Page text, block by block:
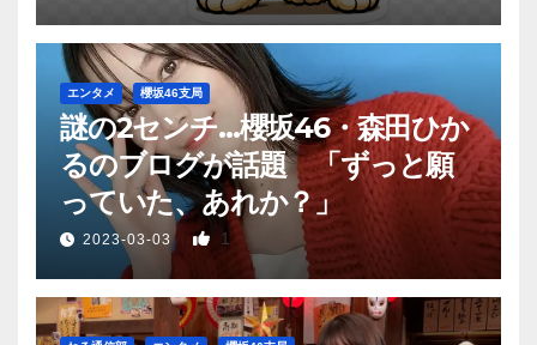
エンタメ 櫻坂46支局
謎の2センチ…櫻坂46・森田ひか
るのブログが話題 「ずっと願
っていた、あれか？」
2023-03-03 1